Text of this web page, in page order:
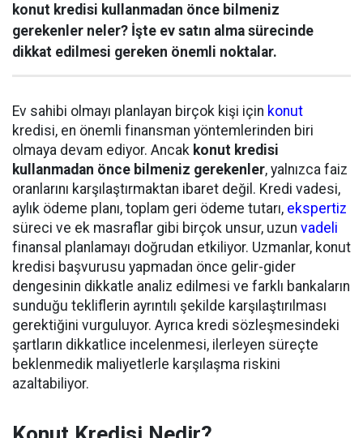
konut kredisi kullanmadan önce bilmeniz
gerekenler neler? İşte ev satın alma sürecinde
dikkat edilmesi gereken önemli noktalar.
Ev sahibi olmayı planlayan birçok kişi için konut
kredisi, en önemli finansman yöntemlerinden biri
olmaya devam ediyor. Ancak konut kredisi
kullanmadan önce bilmeniz gerekenler, yalnızca faiz
oranlarını karşılaştırmaktan ibaret değil. Kredi vadesi,
aylık ödeme planı, toplam geri ödeme tutarı, ekspertiz
süreci ve ek masraflar gibi birçok unsur, uzun vadeli
finansal planlamayı doğrudan etkiliyor. Uzmanlar, konut
kredisi başvurusu yapmadan önce gelir-gider
dengesinin dikkatle analiz edilmesi ve farklı bankaların
sunduğu tekliflerin ayrıntılı şekilde karşılaştırılması
gerektiğini vurguluyor. Ayrıca kredi sözleşmesindeki
şartların dikkatlice incelenmesi, ilerleyen süreçte
beklenmedik maliyetlerle karşılaşma riskini
azaltabiliyor.